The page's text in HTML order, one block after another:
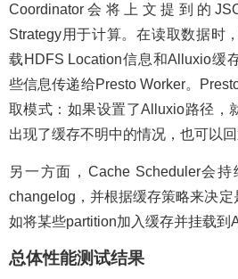
Coordinator会将上文提到的
Strategy用于计算。在读取数据时
载HDFS Location信息和Alluxio缓
些信息传递给Presto Worker。
取模式：如果设置了Alluxio路径，
出现了缓存不明中的情况，也可以
另一方面，Cache Scheduler会
changelog，并根据缓存策略来决
如将某些partition加入缓存并挂载到
总体性能测试结果